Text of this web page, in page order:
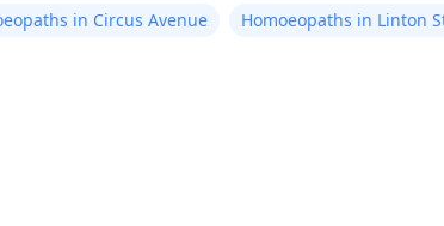
in Circus Avenue
Homoeopaths in Linton